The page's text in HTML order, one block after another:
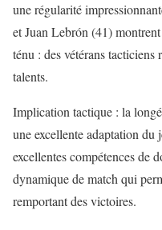
une régularité
et Juan Lebrón (41)
ténu : des vétérans
talents.
Implication tactique : la
une excellente adaptation
excellentes compétences de
dynamique de match qui
remportant des victoires.